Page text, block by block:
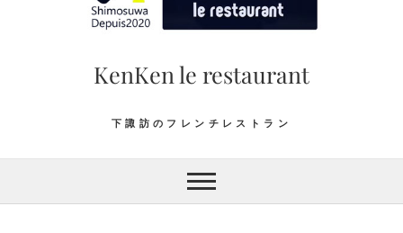
KenKen le restaurant
下諏訪のフレンチレストラン